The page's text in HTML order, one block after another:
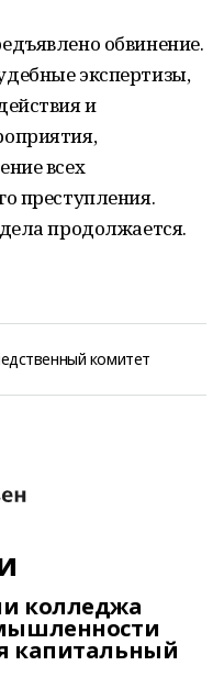
обвинение.
экспертизы,
и
всех
преступления.
продолжается.
комитет
колледжа
капитальный